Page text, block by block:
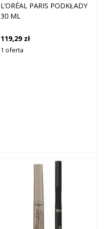
L’ORÉAL PARIS PODKŁADY
30 ML
119,29 zł
1 oferta